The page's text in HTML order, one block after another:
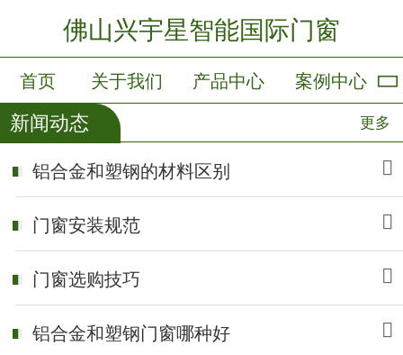
佛山兴宇星智能国际门窗
首页 关于我们 产品中心 案例中心
新闻中心 会员卡列表
新闻动态 更多
铝合金和塑钢的材料区别
门窗安装规范
门窗选购技巧
铝合金和塑钢门窗哪种好